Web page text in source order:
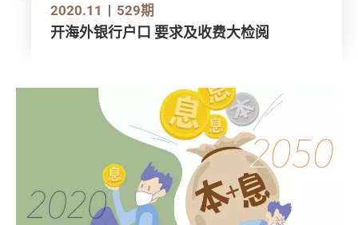
2020.11 529期
开海外银行户口 要求及收费大检阅